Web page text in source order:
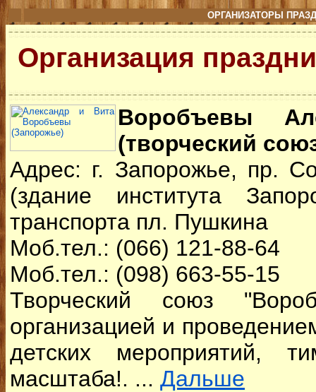
ОРГАНИЗАТОРЫ
Организация
Воробъевы
(творческий
Адрес: г. Запорожье, пр.
(здание института
транспорта пл. Пушкина
Моб.тел.: (066) 121-88-64
Моб.тел.: (098) 663-55-15
Творческий союз
организацией и
детских мероприятий,
масштаба!. ... Дальше